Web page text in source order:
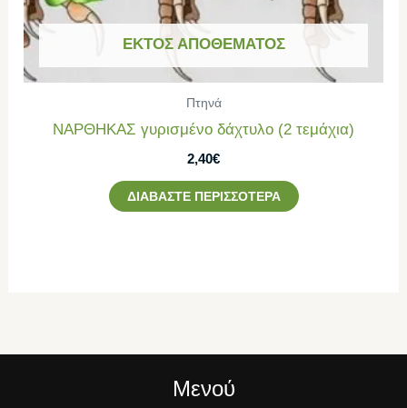
ΕΚΤΌΣ ΑΠΟΘΈΜΑΤΟΣ
Πτηνά
ΝΑΡΘΗΚΑΣ γυρισμένο δάχτυλο (2 τεμάχια)
2,40€
ΔΙΑΒΆΣΤΕ ΠΕΡΙΣΣΌΤΕΡΑ
Μενού